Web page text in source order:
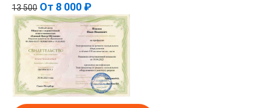
13 500 От 8 000 ₽